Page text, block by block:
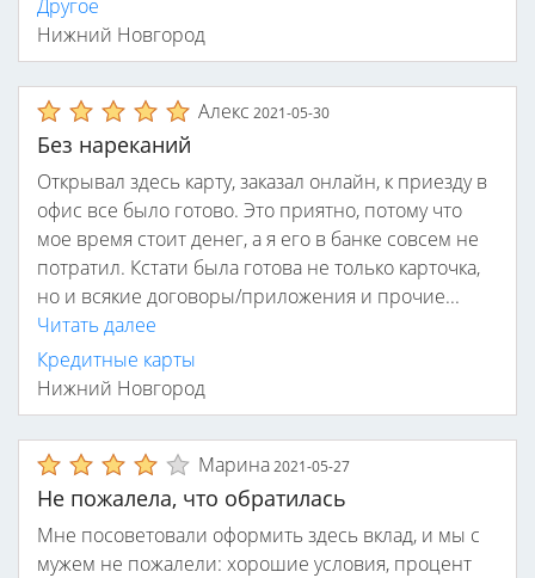
Другое
Нижний Новгород
Алекс 2021-05-30
Без нареканий
Открывал здесь карту, заказал онлайн, к приезду в
офис все было готово. Это приятно, потому что
мое время стоит денег, а я его в банке совсем не
потратил. Кстати была готова не только карточка,
но и всякие договоры/приложения и прочие...
Читать далее
Кредитные карты
Нижний Новгород
Марина2021-05-27
Не пожалела, что обратилась
Мне посоветовали оформить здесь вклад, и мы с
мужем не пожалели: хорошие условия, процент